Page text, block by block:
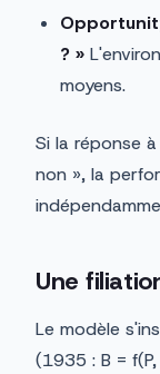
? »
moyens.
Si la réponse
non », la
Une
Le modèle
(1935 : B =